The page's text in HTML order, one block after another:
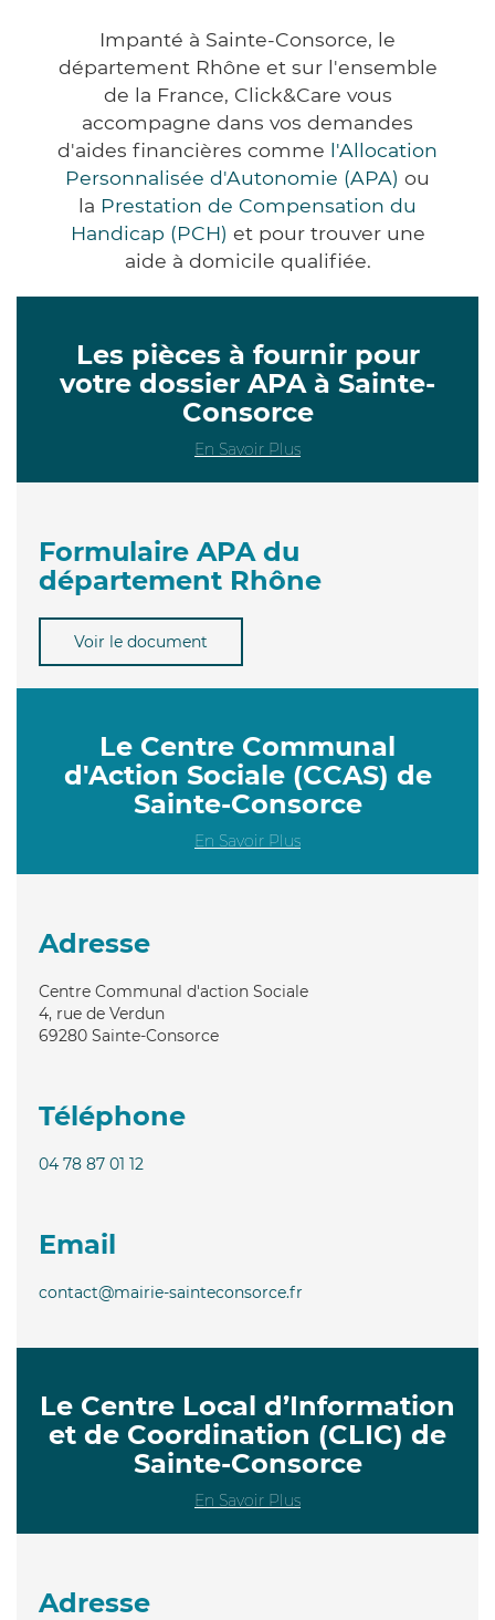
Impanté à Sainte-Consorce, le
département Rhône et sur l'ensemble
de la France, Click&Care vous
accompagne dans vos demandes
d'aides financières comme l'Allocation
Personnalisée d'Autonomie (APA) ou
la Prestation de Compensation du
Handicap (PCH) et pour trouver une
aide à domicile qualifiée.
Les pièces à fournir pour
votre dossier APA à Sainte-
Consorce
En Savoir Plus
Formulaire APA du
département Rhône
Voir le document
Le Centre Communal
d'Action Sociale (CCAS) de
Sainte-Consorce
En Savoir Plus
Adresse
Centre Communal d'action Sociale
4, rue de Verdun
69280 Sainte-Consorce
Téléphone
04 78 87 01 12
Email
contact@mairie-sainteconsorce.fr
Le Centre Local d’Information
et de Coordination (CLIC) de
Sainte-Consorce
En Savoir Plus
Adresse